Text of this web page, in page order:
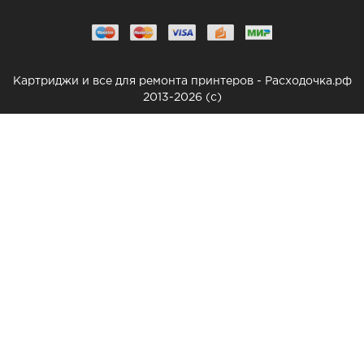
Картриджи и все для ремонта принтеров - Расходочка.рф
2013-2026 (c)